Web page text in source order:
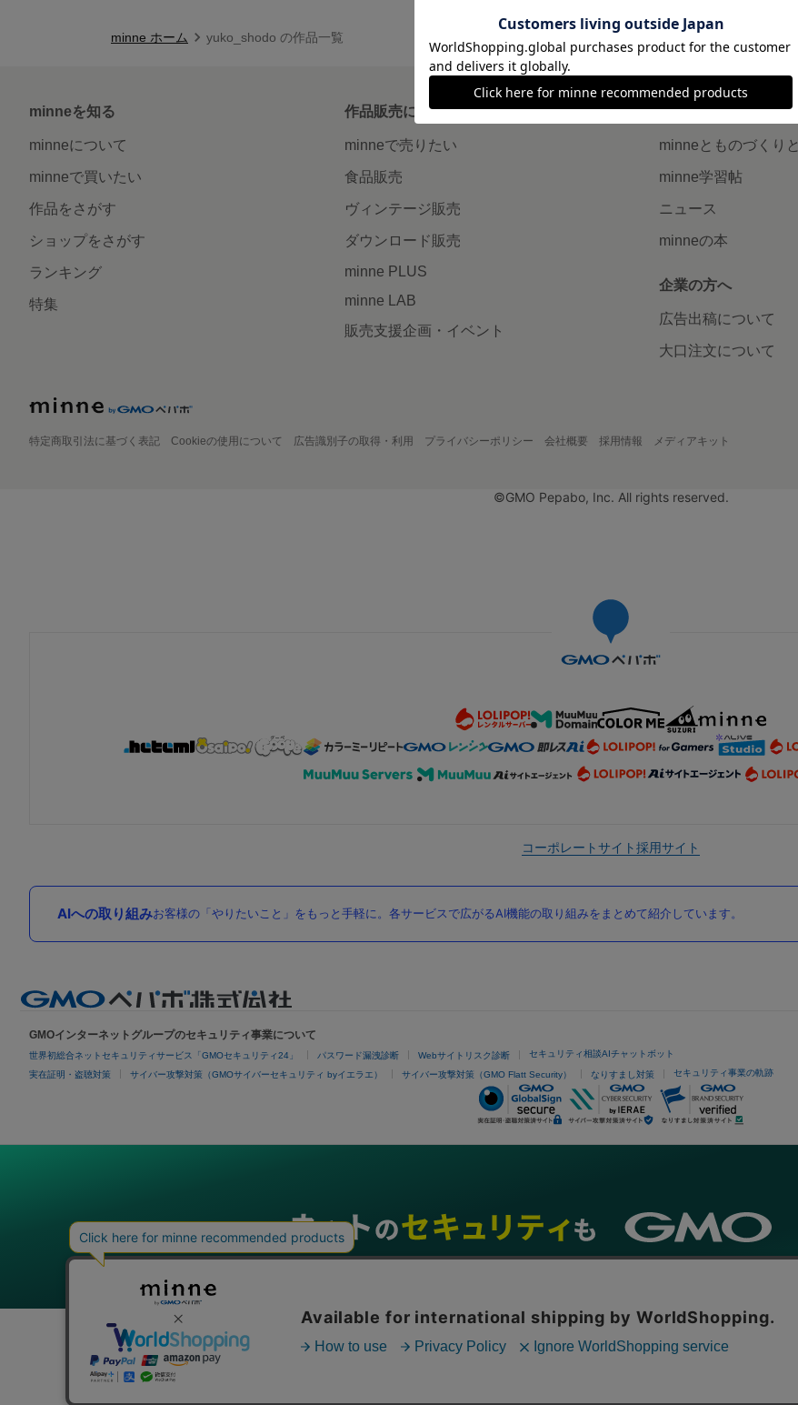
minne ホーム yuko_shodo の作品一覧
minneを知る
minneについて
minneで買いたい
作品をさがす
ショップをさがす
ランキング
特集
作品販売について
minneで売りたい
食品販売
ヴィンテージ販売
ダウンロード販売
minne PLUS
minne LAB
販売支援企画・イベント
読みもの
minneとものづくりと
minne学習帖
ニュース
minneの本
企業の方へ
広告出稿について
大口注文について
特定商取引法に基づく表記 Cookieの使用について 広告識別子の取得・利用 プライバシーポリシー 会社概要 採用情報 メディアキット
©GMO Pepabo, Inc. All rights reserved.
コーポレートサイト採用サイト
AIへの取り組みお客様の「やりたいこと」をもっと手軽に。各サービスで広がるAI機能の取り組みをまとめて紹介しています。
GMOインターネットグループのセキュリティ事業について
世界初総合ネットセキュリティサービス「GMOセキュリティ24」 パスワード漏洩診断 Webサイトリスク診断 セキュリティ相談AIチャットボット
実在証明・盗聴対策 サイバー攻撃対策（GMOサイバーセキュリティ byイエラエ） サイバー攻撃対策（GMO Flatt Security） なりすまし対策 セキュリティ事業の軌跡
グループサービス
インターネットサービス